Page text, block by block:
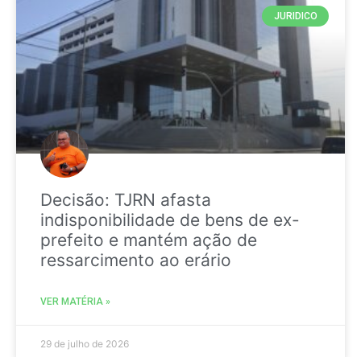
JURIDICO
Decisão: TJRN afasta
indisponibilidade de bens de ex-
prefeito e mantém ação de
ressarcimento ao erário
VER MATÉRIA »
29 de julho de 2026